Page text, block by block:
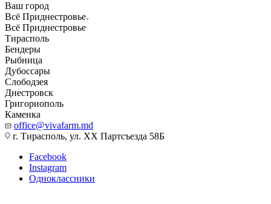
Ваш город
Всё Приднестровье
Всё Приднестровье
Тирасполь
Бендеры
Рыбница
Дубоссары
Слободзея
Днестровск
Григориополь
Каменка
office@vivafarm.md
г. Тирасполь, ул. ХХ Партсъезда 58Б
Facebook
Instagram
Одноклассники